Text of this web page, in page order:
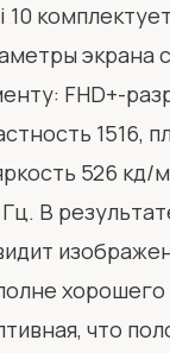
экрана
FHD+-
1516,
526 кд/
В
хорошего
что